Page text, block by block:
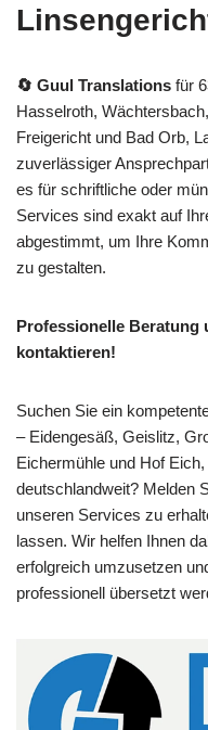
🔄 Guul Translations für
Hasselroth,
Freigericht und Bad Orb,
zuverlässiger
es für schriftliche oder
Services sind exakt auf
abgestimmt, um Ihre
zu gestalten.
Professionelle Beratung
kontaktieren!
Suchen Sie ein
– Eidengesäß, Geislitz,
Eichermühle und Hof
deutschlandweit? Melden
unseren Services zu
lassen. Wir helfen Ihnen
erfolgreich umzusetzen
professionell übersetzt